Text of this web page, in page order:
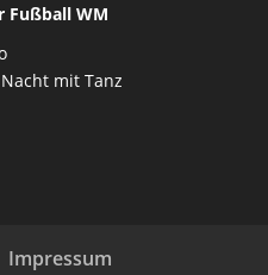
Fußball WM
mit Tanz
Impressum